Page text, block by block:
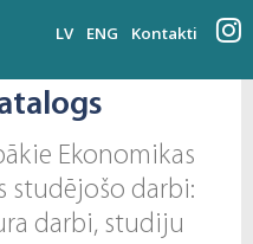
LV ENG Kontakti
Ekonomikas
studējošo darbi:
darbi, studiju